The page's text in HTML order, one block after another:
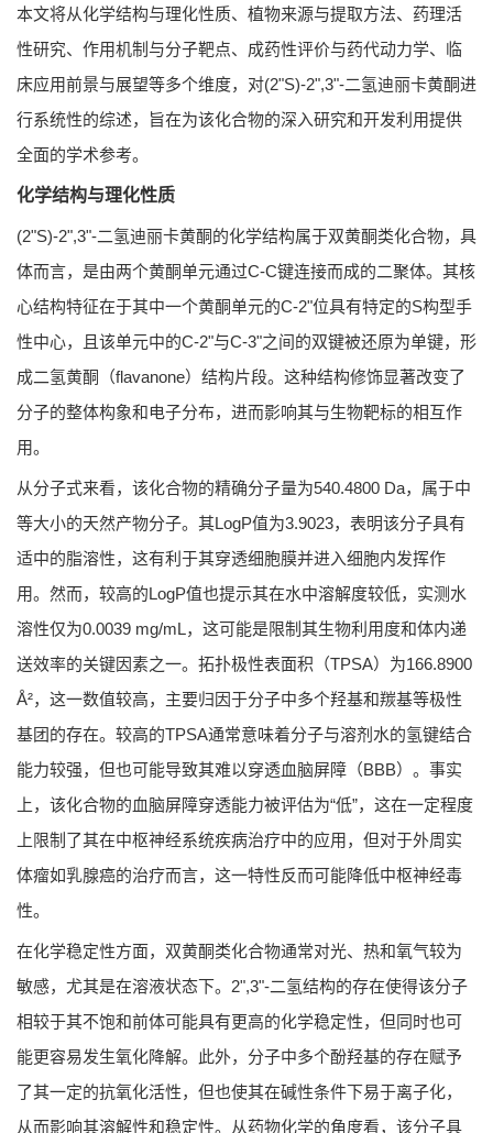
本文将从化学结构与理化性质、植物来源与提取方法、药理活
性研究、作用机制与分子靶点、成药性评价与药代动力学、临
床应用前景与展望等多个维度，对(2"S)-2",3"-二氢迪丽卡黄酮进
行系统性的综述，旨在为该化合物的深入研究和开发利用提供
全面的学术参考。
化学结构与理化性质
(2"S)-2",3"-二氢迪丽卡黄酮的化学结构属于双黄酮类化合物，具
体而言，是由两个黄酮单元通过C-C键连接而成的二聚体。其核
心结构特征在于其中一个黄酮单元的C-2"位具有特定的S构型手
性中心，且该单元中的C-2"与C-3"之间的双键被还原为单键，形
成二氢黄酮（flavanone）结构片段。这种结构修饰显著改变了
分子的整体构象和电子分布，进而影响其与生物靶标的相互作
用。
从分子式来看，该化合物的精确分子量为540.4800 Da，属于中
等大小的天然产物分子。其LogP值为3.9023，表明该分子具有
适中的脂溶性，这有利于其穿透细胞膜并进入细胞内发挥作
用。然而，较高的LogP值也提示其在水中溶解度较低，实测水
溶性仅为0.0039 mg/mL，这可能是限制其生物利用度和体内递
送效率的关键因素之一。拓扑极性表面积（TPSA）为166.8900
Å²，这一数值较高，主要归因于分子中多个羟基和羰基等极性
基团的存在。较高的TPSA通常意味着分子与溶剂水的氢键结合
能力较强，但也可能导致其难以穿透血脑屏障（BBB）。事实
上，该化合物的血脑屏障穿透能力被评估为“低”，这在一定程度
上限制了其在中枢神经系统疾病治疗中的应用，但对于外周实
体瘤如乳腺癌的治疗而言，这一特性反而可能降低中枢神经毒
性。
在化学稳定性方面，双黄酮类化合物通常对光、热和氧气较为
敏感，尤其是在溶液状态下。2",3"-二氢结构的存在使得该分子
相较于其不饱和前体可能具有更高的化学稳定性，但同时也可
能更容易发生氧化降解。此外，分子中多个酚羟基的存在赋予
了其一定的抗氧化活性，但也使其在碱性条件下易于离子化，
从而影响其溶解性和稳定性。从药物化学的角度看，该分子具